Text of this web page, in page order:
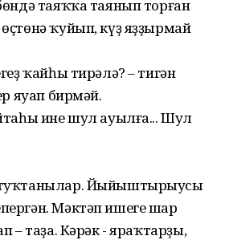
таяҡҡа таянып торған
ҡуйып, күҙ яҙҙырмай
ҡайһы тирәлә? – тигән
яуап бирмәй.
ине шул ауылға... Шул
Йыйыштырыусы
Мәктәп ишеге шар
– таҙа. Кәрәк - яраҡтарҙы,